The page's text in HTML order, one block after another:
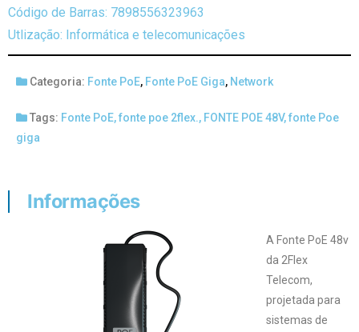
Código de Barras: 7898556323963
Utlização: Informática e telecomunicações
Categoria: Fonte PoE, Fonte PoE Giga, Network
Tags: Fonte PoE,fonte poe 2flex., FONTE POE 48V,fonte Poe
giga
Informações
A Fonte PoE 48v
da 2Flex
Telecom,
projetada para
sistemas de